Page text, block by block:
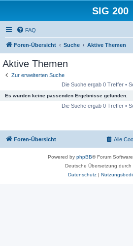
SIG 200
FAQ
Foren-Übersicht Suche Aktive Themen
Aktive Themen
Zur erweiterten Suche
Die Suche ergab 0 Treffer •
Es wurden keine passenden Ergebnisse gefunden.
Die Suche ergab 0 Treffer •
Foren-Übersicht Alle
Powered by phpBB® Forum
Deutsche Übersetzung durch
Datenschutz|